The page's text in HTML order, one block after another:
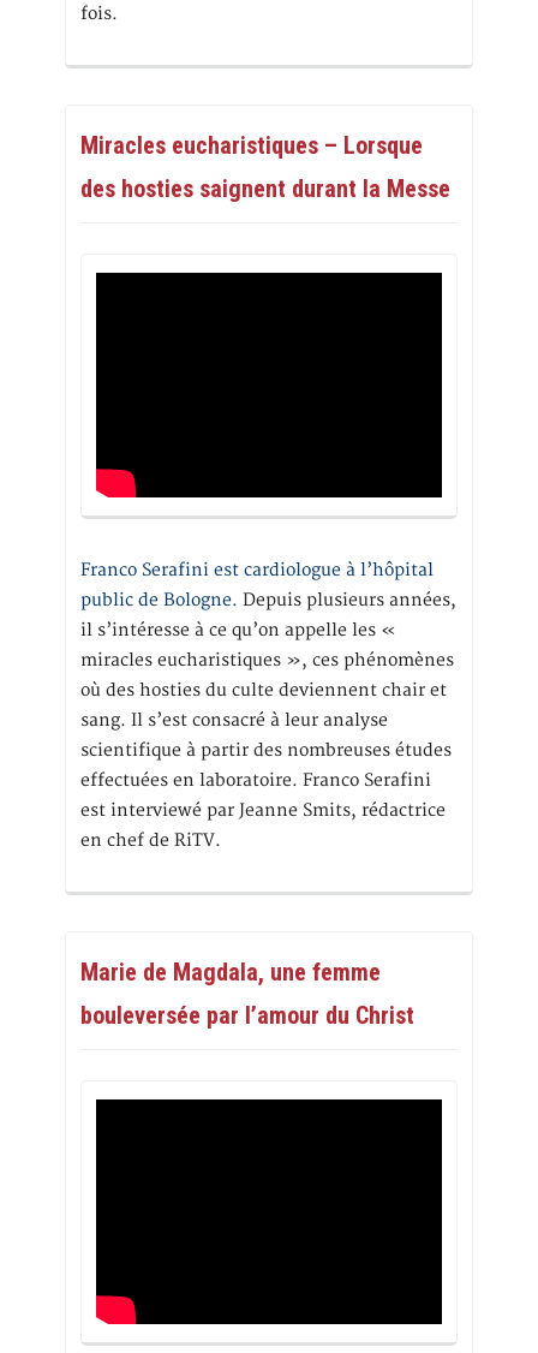
fois.
Miracles eucharistiques – Lorsque
des hosties saignent durant la Messe
Franco Serafini est cardiologue à l’hôpital
public de Bologne. Depuis plusieurs années,
il s’intéresse à ce qu’on appelle les «
miracles eucharistiques », ces phénomènes
où des hosties du culte deviennent chair et
sang. Il s’est consacré à leur analyse
scientifique à partir des nombreuses études
effectuées en laboratoire. Franco Serafini
est interviewé par Jeanne Smits, rédactrice
en chef de RiTV.
Marie de Magdala, une femme
bouleversée par l’amour du Christ